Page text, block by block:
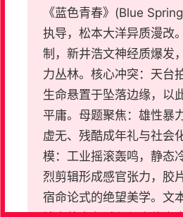
《蓝色青春》(Blue
执导，松本大洋异质漫改
制，新井浩文神经质爆发
力丛林。核心冲突：天台
生命悬置于坠落边缘，以
平庸。母题聚焦：雄性暴
虚无、残酷成年礼与社会
模：工业摇滚轰鸣，静态
烈剪辑形成感官张力，胶
宿命论式的绝望美学。文